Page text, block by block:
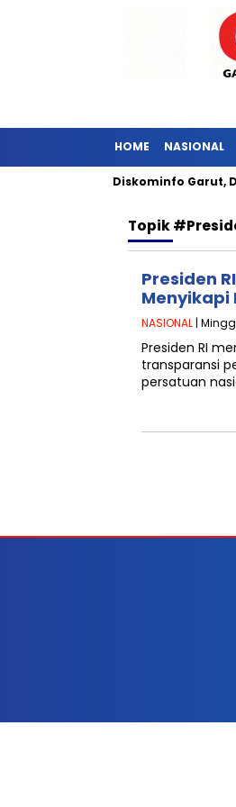
HOME NASIONAL
Kunjungi Diskominfo Garut,
Topik
Presiden
Menyikapi
NASIONAL |
Presiden RI
transparansi
persatuan